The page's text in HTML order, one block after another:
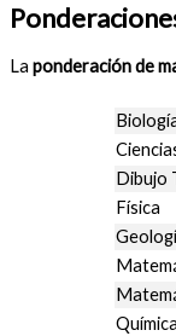
La ponderación de
Dibujo
Física
Química